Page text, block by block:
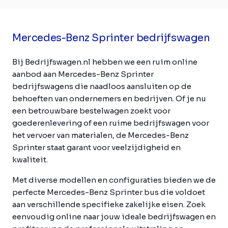
Mercedes-Benz Sprinter bedrijfswagen
Bij Bedrijfswagen.nl hebben we een ruim online
aanbod aan Mercedes-Benz Sprinter
bedrijfswagens die naadloos aansluiten op de
behoeften van ondernemers en bedrijven. Of je nu
een betrouwbare bestelwagen zoekt voor
goederenlevering of een ruime bedrijfswagen voor
het vervoer van materialen, de Mercedes-Benz
Sprinter staat garant voor veelzijdigheid en
kwaliteit.
Met diverse modellen en configuraties bieden we de
perfecte Mercedes-Benz Sprinter bus die voldoet
aan verschillende specifieke zakelijke eisen. Zoek
eenvoudig online naar jouw ideale bedrijfswagen en